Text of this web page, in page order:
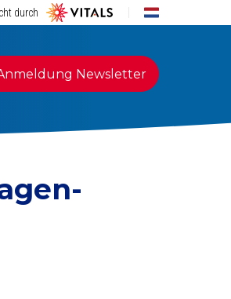
durch
Newsletter